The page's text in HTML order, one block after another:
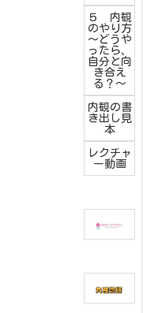
５ 内観
のやり方
～どうや
ったら、
自分と向
き合え
る？～
内観の書
き出し見
本
レクチャ
ー動画